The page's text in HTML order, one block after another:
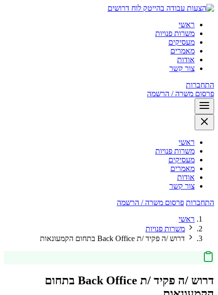
לוח דרושים
ראשי
משרות פנויות
מעסיקים
מאמרים
אודות
צור קשר
התחברות
פרסום משרה / הרשמה
ראשי
משרות פנויות
מעסיקים
מאמרים
אודות
צור קשר
התחברות פרסום משרה / הרשמה
ראשי
משרות פנויות
דרוש /ה פקיד /ת Back Office בתחום הקמעונאות
דרוש /ה פקיד /ת Back Office בתחום